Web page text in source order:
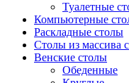
Туалетные
Компьютерные
Раскладные столы
Столы из массива
Венские столы
Обеденные